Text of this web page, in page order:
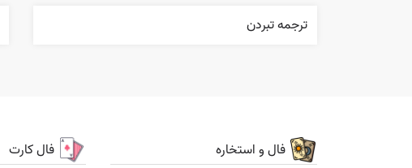
ترجمه تبردن
فال و استخاره فال کارت